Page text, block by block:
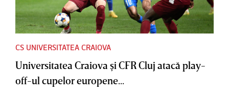
CS UNIVERSITATEA CRAIOVA
Universitatea Craiova şi CFR Cluj atacă play-
off-ul cupelor europene...